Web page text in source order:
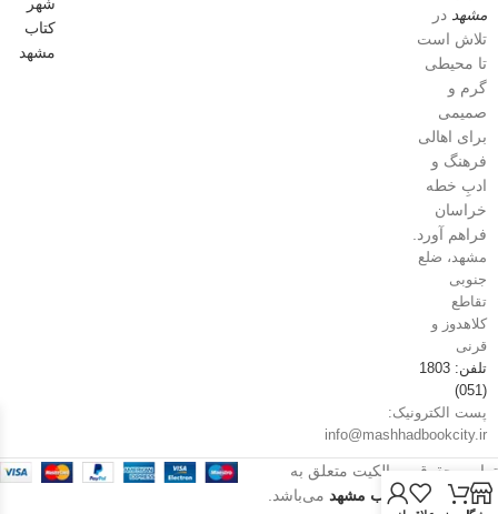
مشهد در
تلاش است
تا محیطی
گرم و
صمیمی
برای اهالی
فرهنگ و
ادبِ خطه
خراسان
فراهم آورد.
مشهد، ضلع
جنوبی
تقاطع
کلاهدوز و
قرنی
تلفن: 1803
(051)
پست الکترونیک:
info@mashhadbookcity.ir
تمامی حقوق و مالکیت متعلق به
فروشگاه شهر کتاب مشهد می‌باشد.